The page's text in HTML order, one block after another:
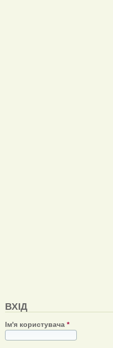
ВХІД
Ім'я користувача *